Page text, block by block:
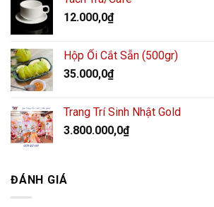
12.000,0₫
Hộp Ổi Cắt Sẵn (500gr)
35.000,0₫
Trang Trí Sinh Nhật Gold
3.800.000,0₫
ĐÁNH GIÁ